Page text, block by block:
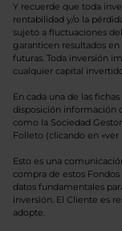
Y recuerde que toda
rentabilidad y/o la
sujeto a fluctuaciones
garanticen resultados
futuras. Toda inversión
cualquier capital
En cada una de las
disposición información
como la Sociedad
Folleto (clicando en
Esto es una
compra de estos
datos fundamentales
inversión. El Cliente es
adopte.